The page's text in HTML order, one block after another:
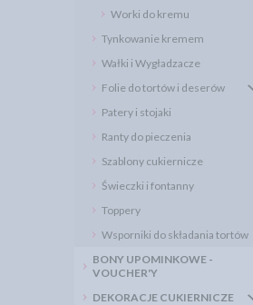
Worki do kremu
Tynkowanie kremem
Wałki i Wygładzacze
Folie do tortów i deserów
Patery i stojaki
Ranty do pieczenia
Szablony cukiernicze
Świeczki i fontanny
Toppery
Wsporniki do składania tortów
BONY UPOMINKOWE -
VOUCHER'Y
DEKORACJE CUKIERNICZE